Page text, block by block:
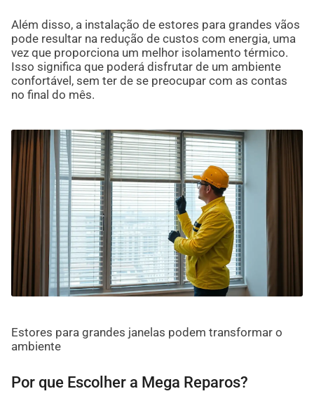
Além disso, a instalação de estores para grandes vãos
pode resultar na redução de custos com energia, uma
vez que proporciona um melhor isolamento térmico.
Isso significa que poderá disfrutar de um ambiente
confortável, sem ter de se preocupar com as contas
no final do mês.
Estores para grandes janelas podem transformar o
ambiente
Por que Escolher a Mega Reparos?